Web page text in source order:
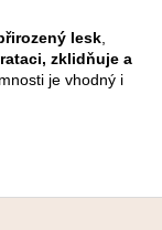
lesk
zklidňuje a
je vhodný i